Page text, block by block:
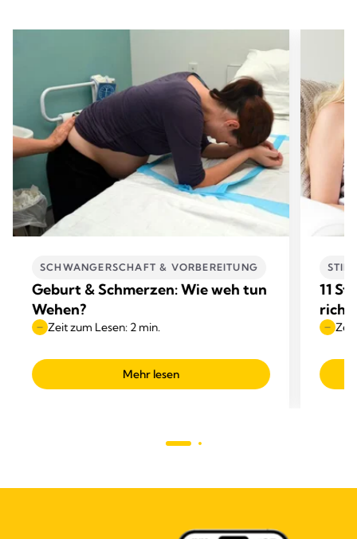
SCHWANGERSCHAFT & VORBEREITUNG
Geburt & Schmerzen: Wie weh tun
Wehen?
Zeit zum Lesen: 2 min.
Mehr lesen
11
Zeit